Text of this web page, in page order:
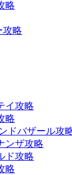
略
攻略
イ攻略
略
ドバザール攻
ンザ攻略
ド攻略
略